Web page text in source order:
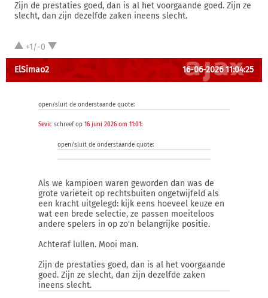
Zijn de prestaties goed, dan is al het voorgaande goed. Zijn ze
slecht, dan zijn dezelfde zaken ineens slecht.
+1/-0
ElSimao2 16-06-2026 11:04:25
open/sluit de onderstaande quote:
Sevic schreef op 16 juni 2026 om 11:01:
open/sluit de onderstaande quote:
Als we kampioen waren geworden dan was de
grote variëteit op rechtsbuiten ongetwijfeld als
een kracht uitgelegd: kijk eens hoeveel keuze en
wat een brede selectie, ze passen moeiteloos
andere spelers in op zo'n belangrijke positie.
Achteraf lullen. Mooi man.
Zijn de prestaties goed, dan is al het voorgaande
goed. Zijn ze slecht, dan zijn dezelfde zaken
ineens slecht.